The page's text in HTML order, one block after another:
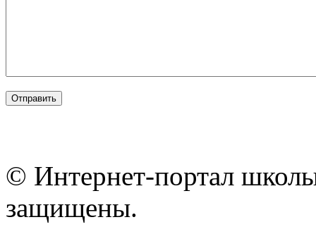
© Интернет-портал
защищены.